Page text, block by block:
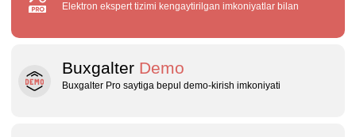
Elektron ekspert tizimi kengaytirilgan imkoniyatlar bilan
Buxgalter Demo
Buxgalter Pro saytiga bepul demo‑kirish imkoniyati